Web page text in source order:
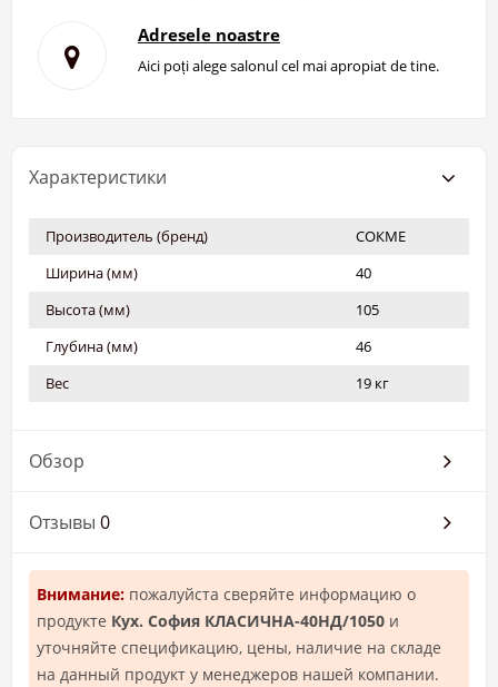
Adresele noastre
Aici poți alege salonul cel mai apropiat de tine.
Характеристики
Производитель (бренд)
СОКМЕ
Ширина (мм)
40
Высота (мм)
105
Глубина (мм)
46
Вес
19 кг
Обзор
Отзывы 0
Внимание: пожалуйста сверяйте информацию о
продукте Кух. София КЛАСИЧНА-40НД/1050 и
уточняйте спецификацию, цены, наличие на складе
на данный продукт у менеджеров нашей компании.